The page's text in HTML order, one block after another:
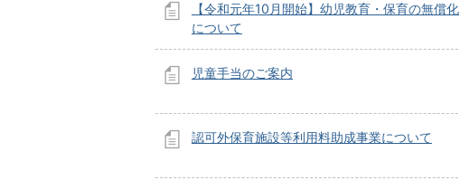
【令和元年10月開始】幼児教育・保育の無償化
について
児童手当のご案内
認可外保育施設等利用料助成事業について